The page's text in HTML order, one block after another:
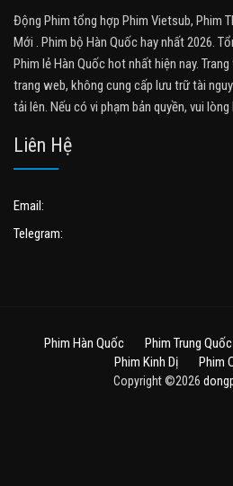
Động Phim tổng hợp Phim Vietsub, Phim
Mới . Phim bộ Hàn Quốc hay nhất 2026.
Phim lẻ Hàn Quốc hot nhất hiện nay.
trang web, không cung cấp lưu trữ tài
tải lên. Nếu có vi phạm bản quyền, vui
Liên Hệ
Email:
Telegram:
Phim Hàn Quốc Phim Trung Quốc
Phim Kinh Dị
Phim
Copyright ©2026